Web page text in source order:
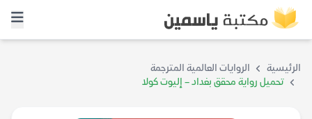
الرئيسية
الروايات العالمية المترجمة
تحميل رواية محقق بغداد – إليوت كولا